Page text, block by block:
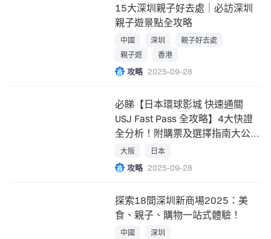
15大深圳親子好去處｜必訪深圳
親子遊景點全攻略
中國 深圳
親子好去處
親子遊
香港
攻略 2025-09-28
必睇【日本環球影城 快速通關
USJ Fast Pass 全攻略】4大快證
全分析！附購票及選擇指南大公
開！
大阪 日本
攻略 2025-09-28
探索18間深圳新商場2025：美
食、親子、購物一站式體驗！
中國 深圳